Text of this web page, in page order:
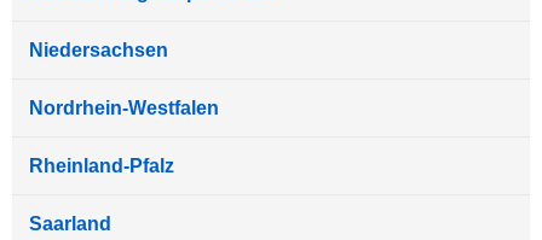
Niedersachsen
Nordrhein-Westfalen
Rheinland-Pfalz
Saarland